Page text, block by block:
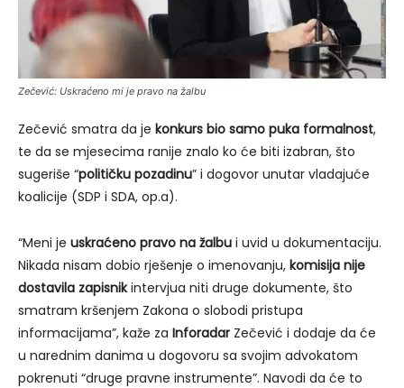
Zečević: Uskraćeno mi je pravo na žalbu
Zečević smatra da je konkurs bio samo puka formalnost,
te da se mjesecima ranije znalo ko će biti izabran, što
sugeriše “političku pozadinu” i dogovor unutar vladajuće
koalicije (SDP i SDA, op.a).
“Meni je uskraćeno pravo na žalbu i uvid u dokumentaciju.
Nikada nisam dobio rješenje o imenovanju, komisija nije
dostavila zapisnikintervjua niti druge dokumente, što
smatram kršenjem Zakona o slobodi pristupa
informacijama”, kaže za Inforadar Zečević i dodaje da će
u narednim danima u dogovoru sa svojim advokatom
pokrenuti “druge pravne instrumente”. Navodi da će to